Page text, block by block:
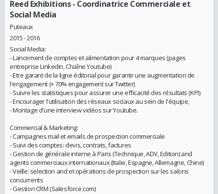
Reed Exhibitions- Coordinatrice Commerciale et
Social Media
Puteaux
2015 - 2016
Social Media:
- Lancement de comptes et alimentation pour 4 marques (pages
entreprise Linkedin, Chaîne Youtube)
- Etre garant de la ligne éditorial pour garantir une augmentation de
l'engagement (+ 70% engagement sur Twitter)
- Suivre les statistiques pour assurer une efficacité des résultats (KPI)
- Encourager l'utilisation des réseaux sociaux au sein de l'équipe,
- Montage d'une interview vidéos sur Youtube.
Commercial & Marketing:
- Campagnes mail et emails de prospection commerciale
- Suivi des comptes: devis, contrats, factures
- Gestion de générale interne à Paris (Technique, ADV, Edition) and
agents commerciaux internationaux (Italie, Espagne, Allemagne, Chine)
- Veille: selection and et opérations de prospection sur les salons
concurrents
- Gestion CRM (Salesforce.com)